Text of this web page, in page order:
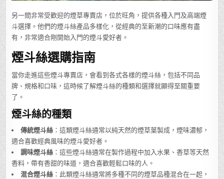
另一間非常受歡迎的煙草專賣店，位於旺角，提供各種入門及高端煙
斗選擇。他們的煙斗絲產品多樣化，從經典的至新潮的口味應有盡
有，非常適合剛開始入門的煙斗愛好者。
煙斗絲選購指南
當你走進這些煙斗專賣店，會看到各式各樣的煙斗絲，包括不同品
牌、規格和口味，這時候了解煙斗絲的種類和選擇就顯得至關重要
了。
煙斗絲的種類
傳統煙斗絲 ：這類煙斗絲通常以純天然的煙草葉製成，煙味濃郁，
適合喜歡經典風味的煙斗愛好者。
調味煙斗絲 ：這些煙斗絲通常在製作過程中加入水果、香草等天然
香料，帶有香甜的味道，適合喜歡輕鬆口味的人。
混合煙斗絲 ：此類煙斗絲通常將多種不同的煙草品種混合在一起，